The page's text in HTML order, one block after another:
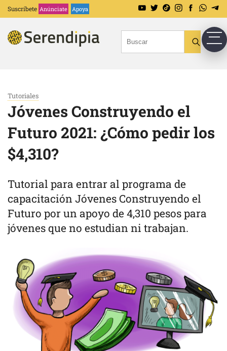
Suscríbete Anúnciate Apoya
Tutoriales
Jóvenes Construyendo el
Futuro 2021: ¿Cómo pedir los
$4,310?
Tutorial para entrar al programa de
capacitación Jóvenes Construyendo el
Futuro por un apoyo de 4,310 pesos para
jóvenes que no estudian ni trabajan.